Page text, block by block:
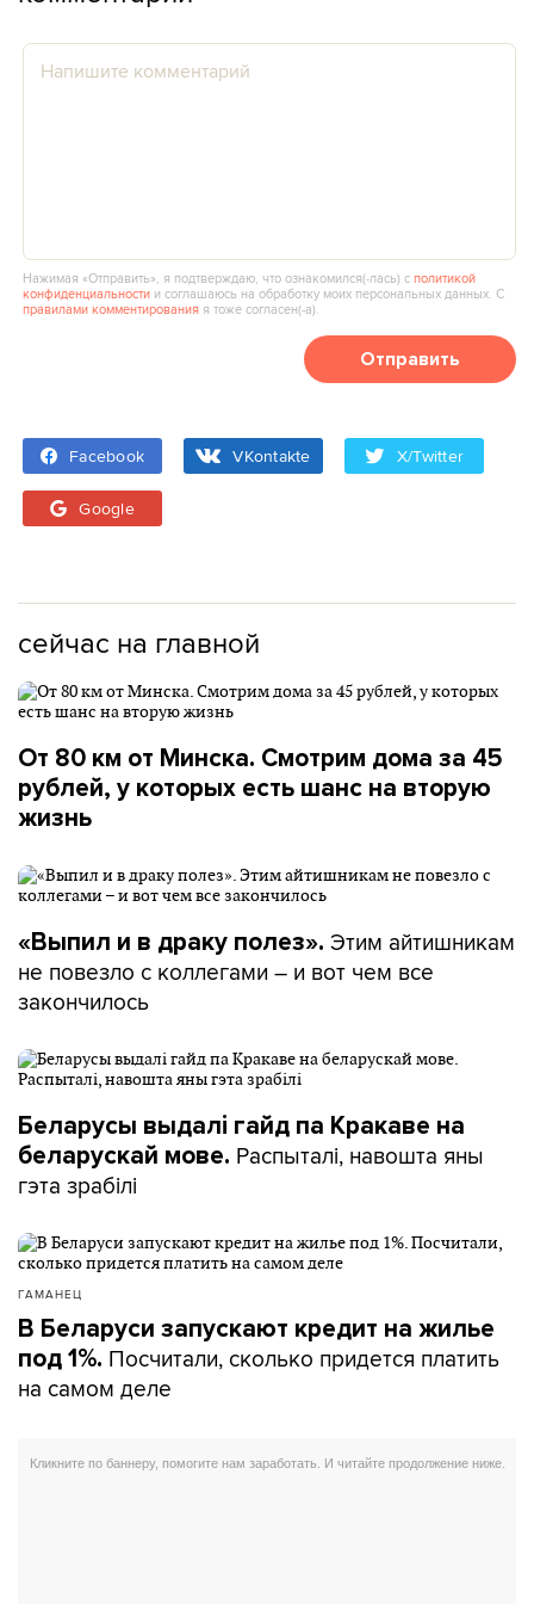
Нажимая «Отправить», я подтверждаю, что ознакомился(‑лась) сполитикой
конфиденциальности и соглашаюсь на обработку моих персональных данных. С
правилами комментирования я тоже согласен(‑а).
Отправить
Facebook VKontakte X/Twitter
Google
сейчас на главной
От 80 км от Минска. Смотрим дома за 45
рублей, у которых есть шанс на вторую
жизнь
«Выпил и в драку полез». Этим айтишникам
не повезло с коллегами – и вот чем все
закончилось
Беларусы выдалі гайд па Кракаве на
беларускай мове. Распыталі, навошта яны
гэта зрабілі
ГАМАНЕЦ
В Беларуси запускают кредит на жилье
под 1%. Посчитали, сколько придется платить
на самом деле